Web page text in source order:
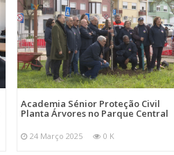
Academia Sénior Proteção Civil
Planta Árvores no Parque Central
24 Março 2025 0 K